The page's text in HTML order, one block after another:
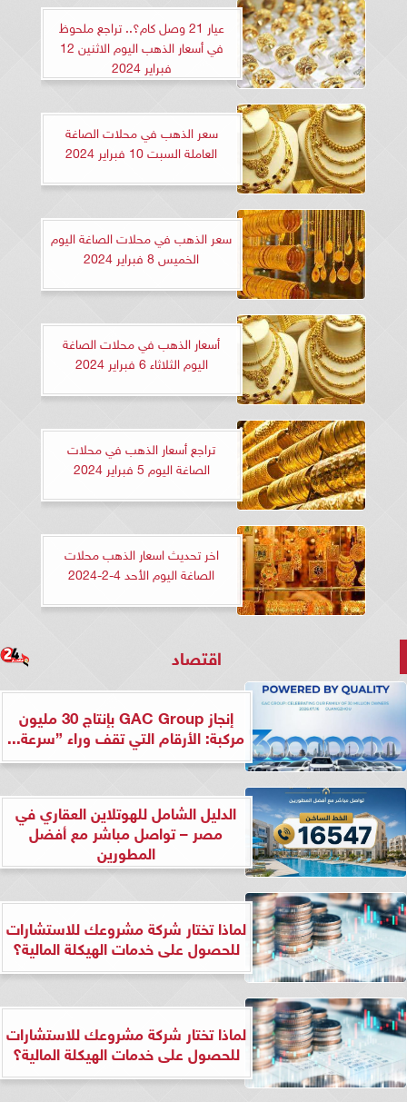
عيار 21 وصل كام؟.. تراجع ملحوظ
في أسعار الذهب اليوم الاثنين 12
فبراير 2024
سعر الذهب في محلات الصاغة
العاملة السبت 10 فبراير 2024
سعر الذهب في محلات الصاغة اليوم
الخميس 8 فبراير 2024
أسعار الذهب في محلات الصاغة
اليوم الثلاثاء 6 فبراير 2024
تراجع أسعار الذهب في محلات
الصاغة اليوم 5 فبراير 2024
اخر تحديث اسعار الذهب محلات
الصاغة اليوم الأحد 4-2-2024
اقتصاد
إنجاز GAC Group بإنتاج 30 مليون
مركبة: الأرقام التي تقف وراء ”سرعة...
الدليل الشامل للهوتلاين العقاري في
مصر – تواصل مباشر مع أفضل
المطورين
لماذا تختار شركة مشروعك للاستشارات
للحصول على خدمات الهيكلة المالية؟
لماذا تختار شركة مشروعك للاستشارات
للحصول على خدمات الهيكلة المالية؟